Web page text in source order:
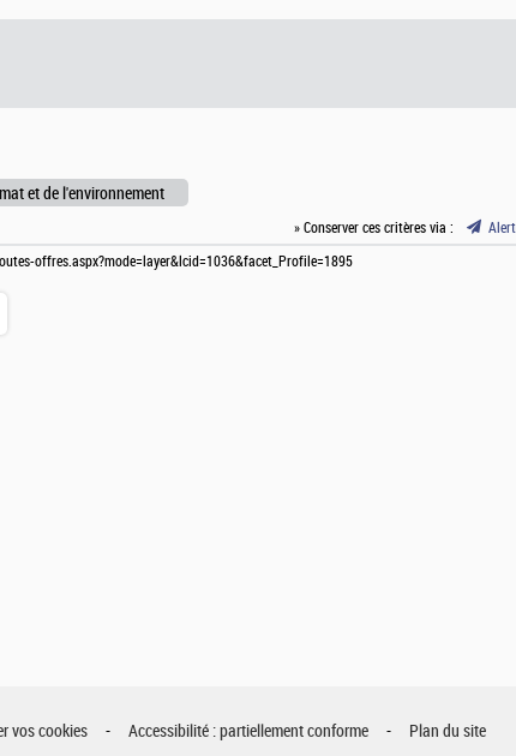
et de l'environnement
» Conserver ces critères via :
offres.aspx?mode=layer&lcid=1036&facet_Profile=1895
vos cookies Accessibilité : partiellement conforme Plan du site